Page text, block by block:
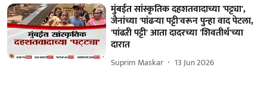
मुंबईत सांस्कृतिक दहशतवादाच्या 'पट्ट्या',
जैनांच्या 'पांढऱ्या पट्टी'वरून पुन्हा वाद पेटला,
'पांढऱी पट्टी' आता दादरच्या 'शिवतीर्थ'च्या
दारात
Suprim Maskar 13 Jun 2026